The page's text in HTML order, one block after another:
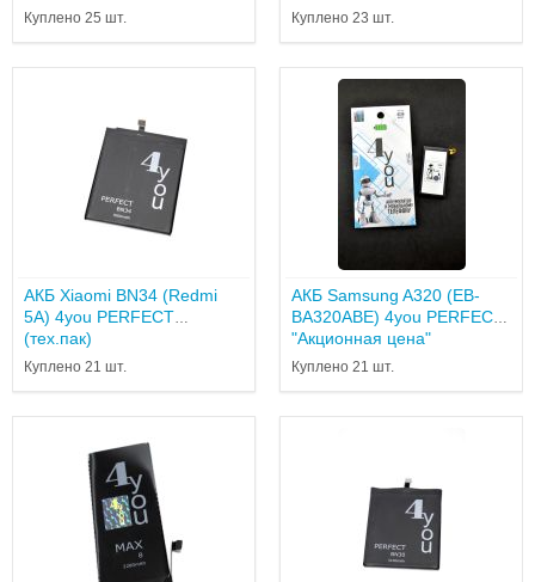
Куплено 25 шт. Куплено 23 шт.
АКБ Xiaomi BN34 (Redmi
5A) 4you PERFECT
(тех.пак)
Куплено 21 шт.
АКБ Samsung A320 (EB-
BA320ABE) 4you PERFECT
"Акционная цена"
Куплено 21 шт.